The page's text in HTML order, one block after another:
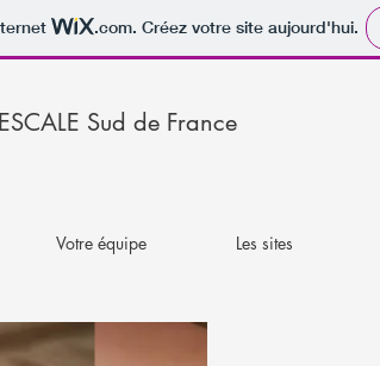
.com. Créez votre site aujourd'hui.
Sud de France
Votre équipe Les sites